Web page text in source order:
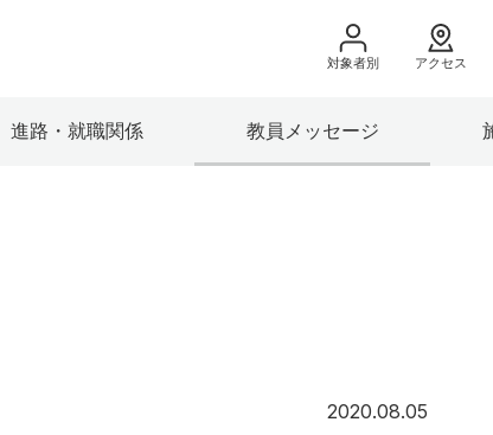
進路・就職関係 教員メッセージ
対象者別
来院の方（診療）へ
アクセス
2020.08.05 2020